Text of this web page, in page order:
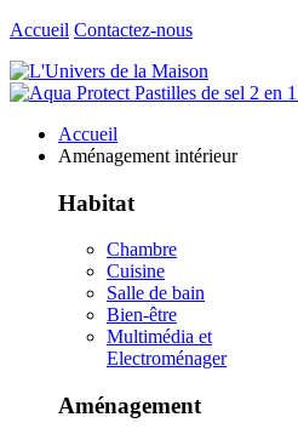
Accueil Contactez-nous
Accueil
Aménagement intérieur
Habitat
Chambre
Cuisine
Salle de bain
Bien-être
Multimédia et
Electroménager
Aménagement